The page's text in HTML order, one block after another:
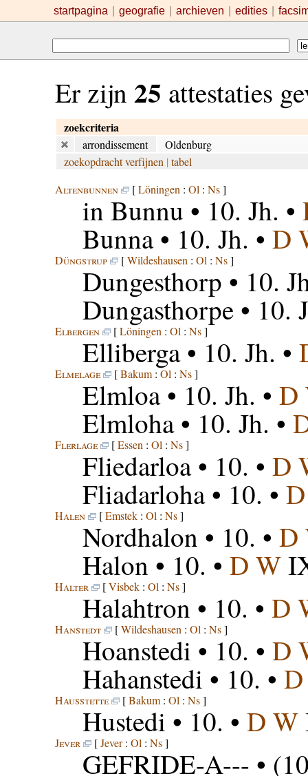
startpagina geografie archieven edities
Er zijn 25 attestaties
zoekcriteria
arrondissement
Oldenburg
zoekopdracht verfijnen | tabel
Altenbunnen
[Löningen : Ol : Ns]
in Bunnu • 10. Jh. •
Bunna• 10. Jh. • D
Düngstrup [Wildeshausen : Ol : Ns]
Dungesthorp • 10.
Dungasthorpe• 10.
Elbergen [Löningen : Ol : Ns]
Elliberga• 10. Jh. •
Elmelage [Bakum: Ol : Ns]
Elmloa• 10. Jh. • D
Elmloha• 10. Jh. •
Flerlage [Essen : Ol : Ns]
Fliedarloa• 10. • D
Fliadarloha• 10. •
Halen [Emstek: Ol : Ns]
Nordhalon • 10. • D
Halon • 10. • D W
Halter [Visbek: Ol : Ns]
Halahtron • 10. • D
Hanstedt [Wildeshausen : Ol : Ns]
Hoanstedi • 10. • D
Hahanstedi • 10. •
Hausstette [Bakum: Ol : Ns]
Hustedi • 10. • D W
Jever [Jever: Ol : Ns]
GEFRIDE-A--- •